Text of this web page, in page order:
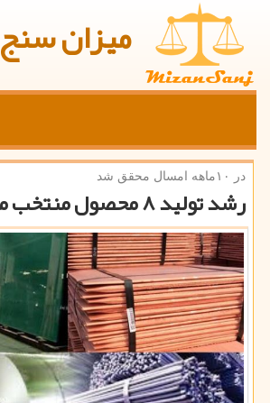
میزان سنج
در ۱۰ماهه امسال محقق شد
رشد تولید ۸ محصول منتخب معدنی